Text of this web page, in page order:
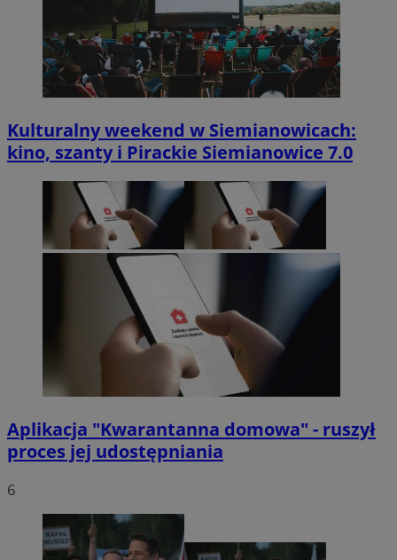
Kulturalny weekend w Siemianowicach:
kino, szanty i Pirackie Siemianowice 7.0
Aplikacja "Kwarantanna domowa" - ruszył
proces jej udostępniania
6